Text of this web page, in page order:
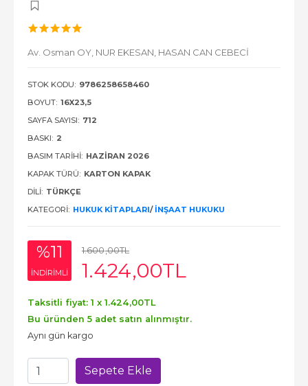
Av. Osman OY, NUR EKESAN, HASAN CAN CEBECİ
STOK KODU: 9786258658460
BOYUT: 16X23,5
SAYFA SAYISI: 712
BASKI: 2
BASIM TARIHI: HAZIRAN 2026
KAPAK TÜRÜ: KARTON KAPAK
DILI: TÜRKÇE
KATEGORI: HUKUK KITAPLARI/ İNŞAAT HUKUKU
%11
INDIRIMLI
1.600,00TL
1.424,00TL
Taksitli fiyat: 1 x 1.424,00TL
Bu üründen 5 adet satın alınmıştır.
Aynı gün kargo
Sepete Ekle